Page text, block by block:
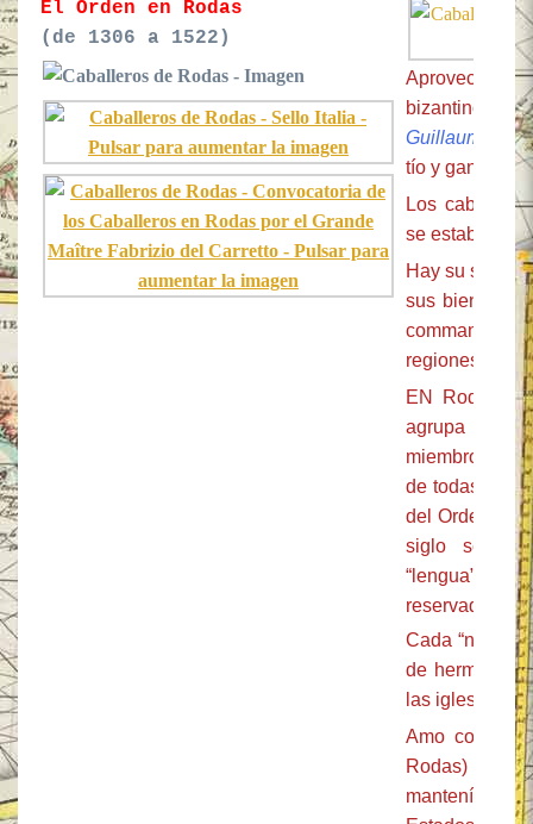
El Orden en Rodas
(de 1306 a 1522)
bizantino,
Guillaume de
tío y ganó
Los
se
Hay su
sus bienes
regiones
EN Rodas
agrupa a los
miembros del
de todas las
del Orden se
siglo según
“lengua” se
reservado a
Cada
de hermanos
las iglesias y
Amo
Rodas) y
mantenía